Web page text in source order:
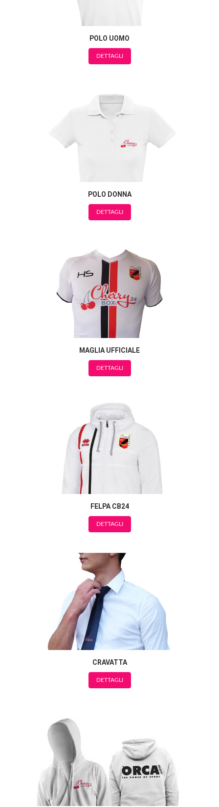
POLO UOMO
DETTAGLI
POLO DONNA
DETTAGLI
MAGLIA UFFICIALE
DETTAGLI
FELPA CB24
DETTAGLI
CRAVATTA
DETTAGLI